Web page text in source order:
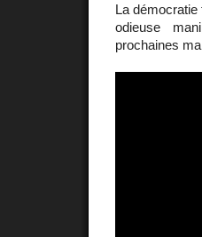
La
odieuse
prochaines